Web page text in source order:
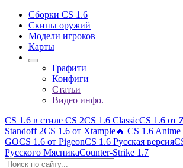
Сборки CS 1.6
Скины оружий
Модели игроков
Карты
Графити
Конфиги
Статьи
Видео инфо.
CS 1.6 в стиле CS 2CS 1.6 ClassicCS 1.6 от
Standoff 2CS 1.6 от Xtample🔥 CS 1.6
GOCS 1.6 от PigeonCS 1.6 Русская версия
Русского МясникаCounter-Strike 1.7